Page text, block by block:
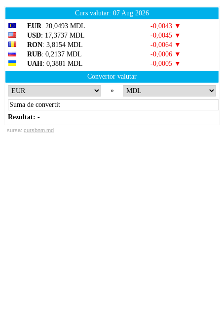
Curs valutar: 07 Aug 2026
EUR: 20,0493 MDL
-0,0043 ▼
USD: 17,3737 MDL
-0,0045 ▼
RON: 3,8154 MDL
-0,0064 ▼
RUB: 0,2137 MDL
-0,0006 ▼
UAH: 0,3881 MDL
-0,0005 ▼
Convertor valutar
»
Rezultat: -
sursa: cursbnm.md